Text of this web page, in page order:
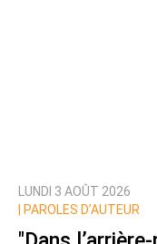
LUNDI 3 AOÛT 2026
PAROLES D’AUTEUR